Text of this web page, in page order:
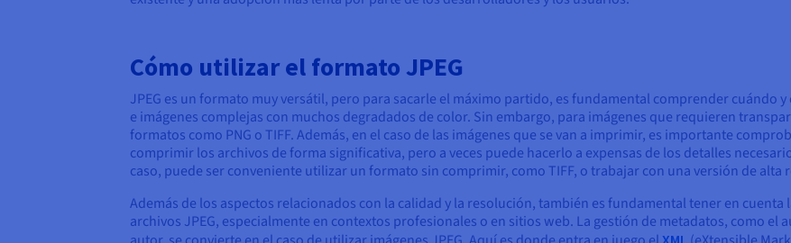
Cómo utilizar el formato JPEG
JPEG es un formato muy versátil, pero para sacarle el máximo partido, es fundamental comprender cuándo
e imágenes complejas con muchos degradados de color. Sin embargo, para imágenes que requieren
formatos como PNG o TIFF. Además, en el caso de las imágenes que se van a imprimir, es importante
comprimir los archivos de forma significativa, pero a veces puede hacerlo a expensas de los detalles
caso, puede ser conveniente utilizar un formato sin comprimir, como TIFF, o trabajar con una versión de alta
Además de los aspectos relacionados con la calidad y la resolución, también es fundamental tener en
archivos JPEG, especialmente en contextos profesionales o en sitios web. La gestión de metadatos, como el
XML